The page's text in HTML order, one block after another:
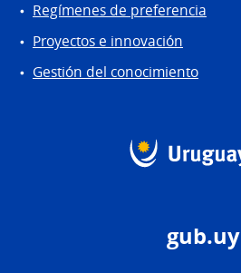
Regímenes de preferencia
Proyectos e innovación
Gestión del conocimiento
gub.uy